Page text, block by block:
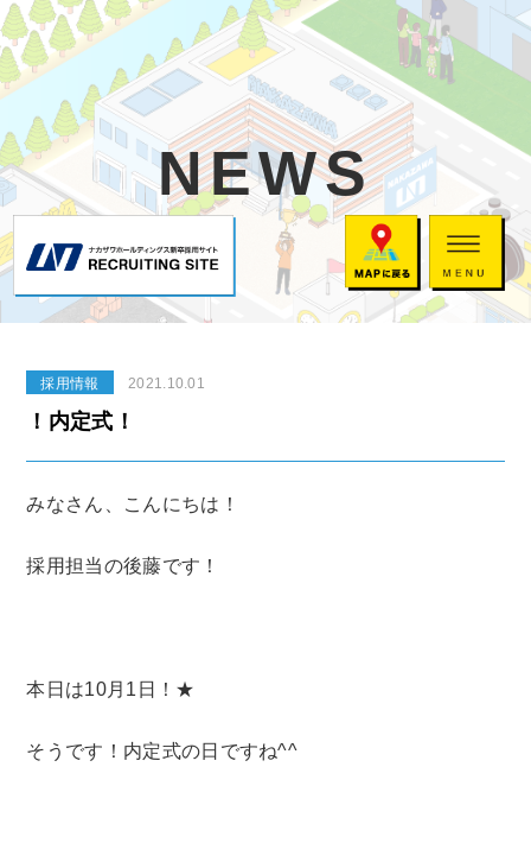
NEWS
採用情報 2021.10.01
！内定式！
みなさん、こんにちは！
採用担当の後藤です！
本日は10月1日！★
そうです！内定式の日ですね^^